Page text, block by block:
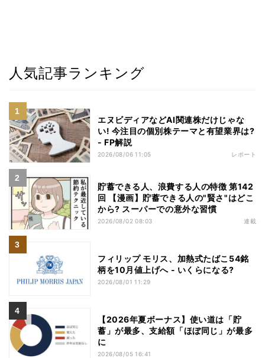
人気記事ランキング
エヌビディアなどAI関連株だけじゃな
い! 今注目の個別株テーマと有望業界は?
- FP解説
2026/08/06 11:05 レポート
貯蓄できる人、浪費する人の特徴 第142
回 【漫画】貯蓄できる人の"賢さ"はどこ
から? スーパーでの意外な習慣
2026/08/02 08:03 連載
フィリップ モリス、加熱式たばこ54銘
柄を10月値上げへ - いくらになる?
2026/08/01 11:29
【2026年夏ボーナス】使い道は「貯
蓄」が最多、支給額「ほぼ同じ」が最多
に
2026/08/05 16:41